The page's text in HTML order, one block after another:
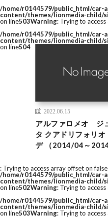
/home/r0144579/public_html/car-
content/themes/lionmedia-child/
on line503Warning: Trying to
/home/r0144579/public_html/car-
content/themes/lionmedia-child/
on line504
2022.06.15
アルファロメオ ジ
タ クアドリフォリ
デ （2014/04～
: Trying to access array offset on
/home/r0144579/public_html/car-
content/themes/lionmedia-child/
on line502Warning: Trying to
/home/r0144579/public_html/car-
content/themes/lionmedia-child/
on line503Warning: Trying to